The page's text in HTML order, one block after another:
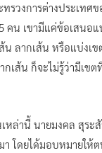
วงการต่างประเทศข
คน เขามีแค่ข้อเสนอ
ลากเส้น หรือแบ่งเข
กเส้น ก็จะไม่รู้ว่ามีเ
ล่านี้ นายมงคล สุระ
โดยได้มอบหมายใ